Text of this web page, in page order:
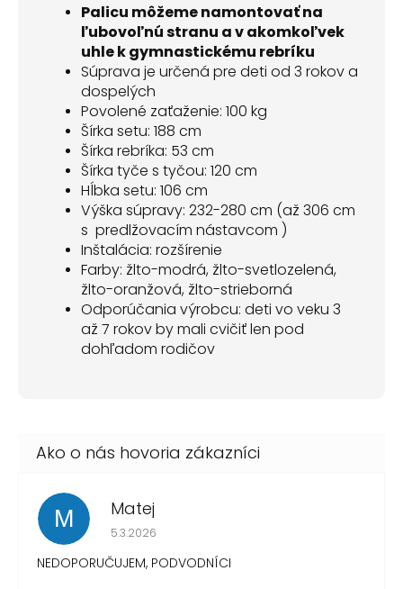
Palicu môžeme namontovať na
ľubovoľnú stranu a v akomkoľvek
uhle k gymnastickému rebríku
Súprava je určená pre deti od 3 rokov a
dospelých
Povolené zaťaženie: 100 kg
Šírka setu: 188 cm
Šírka rebríka: 53 cm
Šírka tyče s tyčou: 120 cm
Hĺbka setu: 106 cm
Výška súpravy: 232-280 cm (až 306 cm
s predlžovacím nástavcom )
Inštalácia: rozšírenie
Farby: žlto-modrá, žlto-svetlozelená,
žlto-oranžová, žlto-strieborná
Odporúčania výrobcu: deti vo veku 3
až 7 rokov by mali cvičiť len pod
dohľadom rodičov
M Matej
Hodnotenie obchodu je 1 z 5 hviezdičiek.
5.3.2026
NEDOPORUČUJEM, PODVODNÍCI